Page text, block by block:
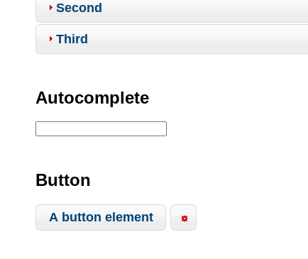
Second
Third
Autocomplete
Button
A button element